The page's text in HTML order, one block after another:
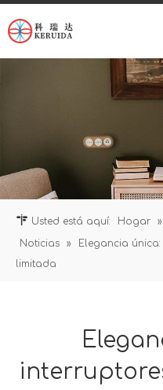
Usted está aquí: Hogar »
Noticias
»
Elegancia
limitada